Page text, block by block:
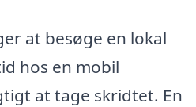
at besøge en lokal
hos en mobil
at tage skridtet. En